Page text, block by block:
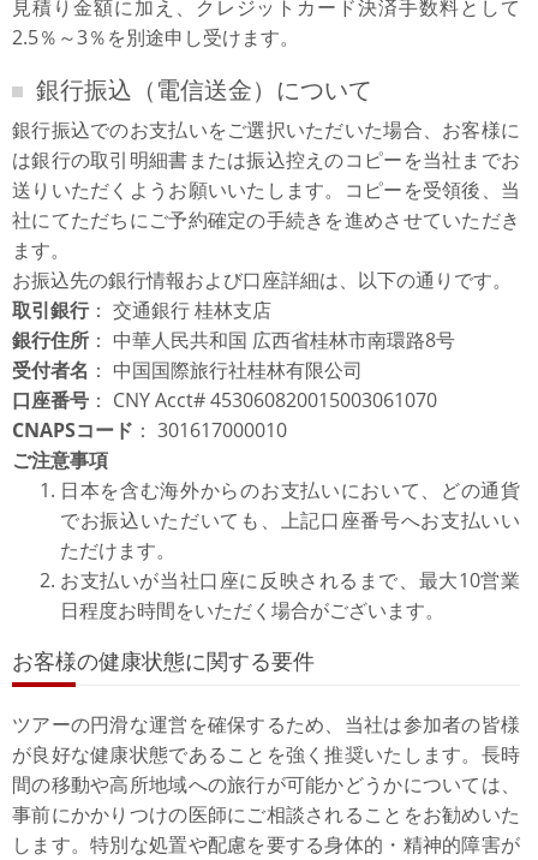
見積り金額に加え、クレジットカード決済手数料として
2.5％～3％を別途申し受けます。
銀行振込（電信送金）について
銀行振込でのお支払いをご選択いただいた場合、お客様に
は銀行の取引明細書または振込控えのコピーを当社までお
送りいただくようお願いいたします。コピーを受領後、当
社にてただちにご予約確定の手続きを進めさせていただき
ます。
お振込先の銀行情報および口座詳細は、以下の通りです。
取引銀行： 交通銀行 桂林支店
銀行住所 ： 中華人民共和国 広西省桂林市南環路8号
受付者名 ： 中国国際旅行社桂林有限公司
口座番号 ： CNY Acct# 453060820015003061070
CNAPSコード ： 301617000010
ご注意事項
日本を含む海外からのお支払いにおいて、どの通貨
でお振込いただいても、上記口座番号へお支払いい
ただけます。
お支払いが当社口座に反映されるまで、最大10営業
日程度お時間をいただく場合がございます。
お客様の健康状態に関する要件
ツアーの円滑な運営を確保するため、当社は参加者の皆様
が良好な健康状態であることを強く推奨いたします。長時
間の移動や高所地域への旅行が可能かどうかについては、
事前にかかりつけの医師にご相談されることをお勧めいた
します。特別な処置や配慮を要する身体的・精神的障害が